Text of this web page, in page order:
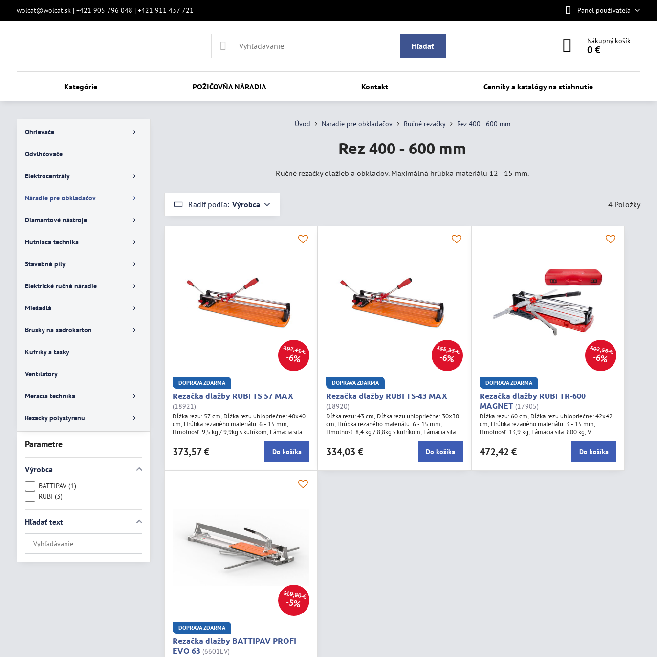
wolcat@wolcat.sk | +421 905 796 048 | +421 911 437 721 Panel používateľa
Hľadať
Nákupný košík
0 €
Kategórie POŽIČOVŇA NÁRADIA Kontakt Cenníky a katalógy na stiahnutie
Úvod Náradie pre obkladačov Ručné rezačky Rez 400 - 600 mm
Rez 400 - 600 mm
Ručné rezačky dlažieb a obkladov. Maximálná hrúbka materiálu 12 - 15 mm.
Radiť podľa: Výrobca 4 Položky
397,41 €
6%
DOPRAVA ZDARMA
Rezačka dlažby RUBI TS 57 MAX
(18921)
Dĺžka rezu: 57 cm, Dĺžka rezu uhlopriečne: 40x40
cm, Hrúbka rezaného materiálu: 6 - 15 mm,
Hmotnosť: 9,5 kg / 9,9kg s kufríkom, Lámacia sila:
373,57 € Do košíka
355,35 €
6%
DOPRAVA ZDARMA
Rezačka dlažby RUBI TS-43 MAX
(18920)
Dĺžka rezu: 43 cm, Dĺžka rezu uhlopriečne: 30x30
cm, Hrúbka rezaného materiálu: 6 - 15 mm,
Hmotnosť: 8,4 kg / 8,8kg s kufríkom, Lámacia sila:
334,03 € Do košíka
502,58 €
6%
DOPRAVA ZDARMA
Rezačka dlažby RUBI TR-600
MAGNET (17905)
Dĺžka rezu: 60 cm, Dĺžka rezu uhlopriečne: 42x42
cm, Hrúbka rezaného materiálu: 3 - 15 mm,
Hmotnosť: 13,9 kg, Lámacia sila: 800 kg, V
plastovom kufríku vrátane 2ks rezných koliesok
472,42 € Do košíka
319,80 €
5%
DOPRAVA ZDARMA
Rezačka dlažby BATTIPAV PROFI
EVO 63 (6601EV)
Parametre
Výrobca
BATTIPAV (1)
RUBI (3)
Hľadať text
Prehľadať
výsledky
filtra
Ohrievače
Odvlhčovače
Elektrocentrály
Náradie pre obkladačov
Diamantové nástroje
Hutniaca technika
Stavebné píly
Elektrické ručné náradie
Miešadlá
Brúsky na sadrokartón
Kufríky a tašky
Ventilátory
Meracia technika
Rezačky polystyrénu